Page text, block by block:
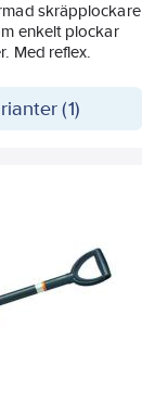
skräpplockare
enkelt plockar
Med reflex.
(1)